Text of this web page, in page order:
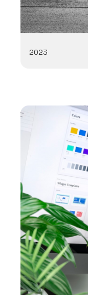
WooCommerce
2023